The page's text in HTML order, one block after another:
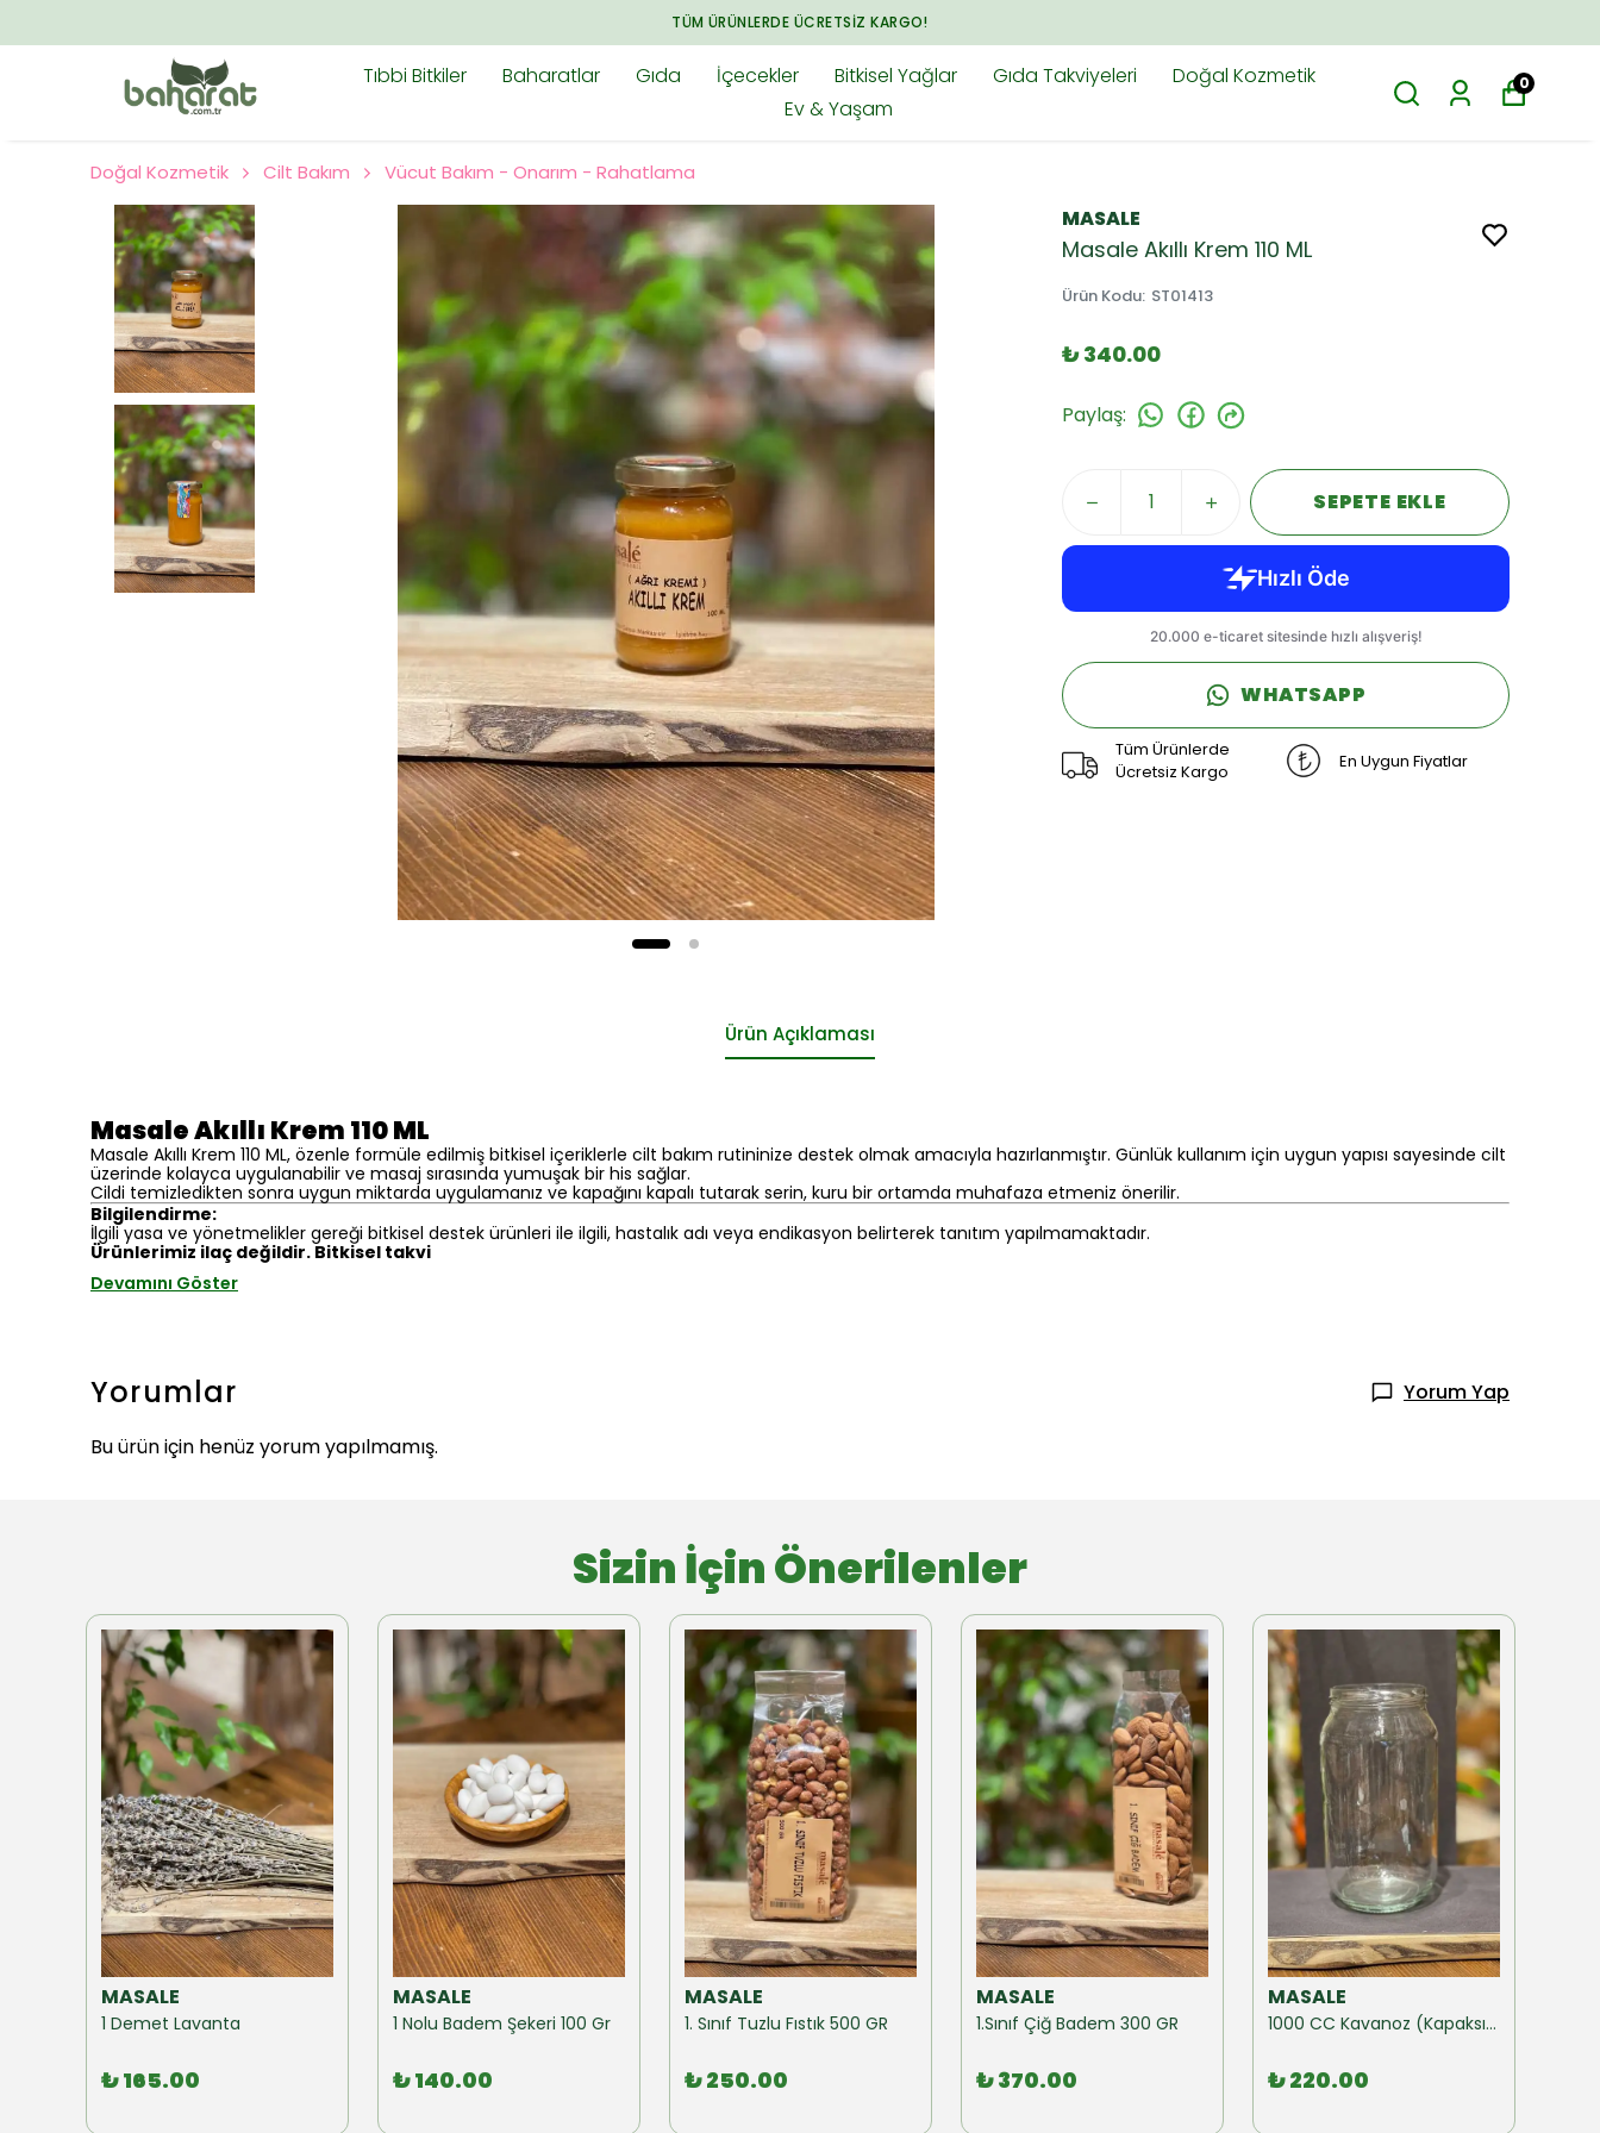
ARADIĞINIZ HER ŞEY BAHARAT.COM.TR'DE
Tıbbi Bitkiler Baharatlar Gıda İçecekler Bitkisel Yağlar Gıda Takviyeleri
Doğal Kozmetik
Ev & Yaşam
0
Doğal Kozmetik Cilt Bakım Vücut Bakım - Onarım - Rahatlama
MASALE
Masale Akıllı Krem 110 ML
Ürün Kodu: ST01413
₺ 340.00
Paylaş:
SEPETE EKLE
WHATSAPP
Tüm Ürünlerde
Ücretsiz Kargo
En Uygun Fiyatlar
Ürün Açıklaması
Masale Akıllı Krem 110 ML
Masale Akıllı Krem 110 ML, özenle formüle edilmiş bitkisel içeriklerle cilt bakım rutininize destek olmak amacıyla hazırlanmıştır. Günlük kullanım için uygun yapısı sayesinde cilt
üzerinde kolayca uygulanabilir ve masaj sırasında yumuşak bir his sağlar.
Cildi temizledikten sonra uygun miktarda uygulamanız ve kapağını kapalı tutarak serin, kuru bir ortamda muhafaza etmeniz önerilir.
Bilgilendirme:
İlgili yasa ve yönetmelikler gereği bitkisel destek ürünleri ile ilgili, hastalık adı veya endikasyon belirterek tanıtım yapılmamaktadır.
Ürünlerimiz ilaç değildir. Bitkisel takvi
Devamını Göster
Yorumlar
Yorum Yap
Bu ürün için henüz yorum yapılmamış.
Sizin İçin Önerilenler
MASALE
1 Demet Lavanta
₺ 165.00
MASALE
1 Nolu Badem Şekeri 100 Gr
₺ 140.00
MASALE
1. Sınıf Tuzlu Fıstık 500 GR
₺ 250.00
MASALE
1.Sınıf Çiğ Badem 300 GR
₺ 370.00
MASALE
1000 CC Kavanoz (Kapaksız) 10 Adet
₺ 220.00